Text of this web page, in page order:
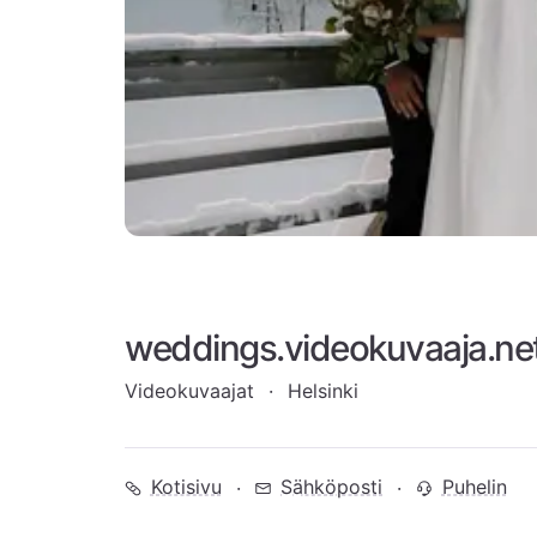
Videokuvaajat Helsinki
Kotisivu Sähköposti Puhelin